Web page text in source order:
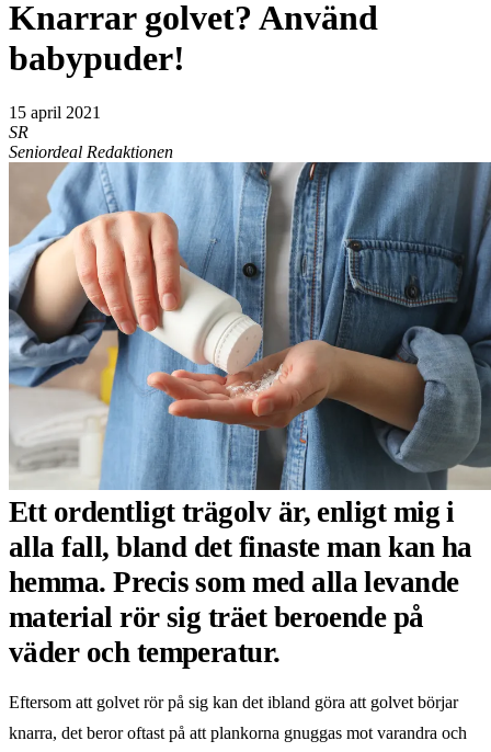
Knarrar golvet? Använd
babypuder!
15 april 2021
SR
Seniordeal Redaktionen
Ett ordentligt trägolv är, enligt mig i
alla fall, bland det finaste man kan ha
hemma. Precis som med alla levande
material rör sig träet beroende på
väder och temperatur.
Eftersom att golvet rör på sig kan det ibland göra att golvet börjar
knarra, det beror oftast på att plankorna gnuggas mot varandra och